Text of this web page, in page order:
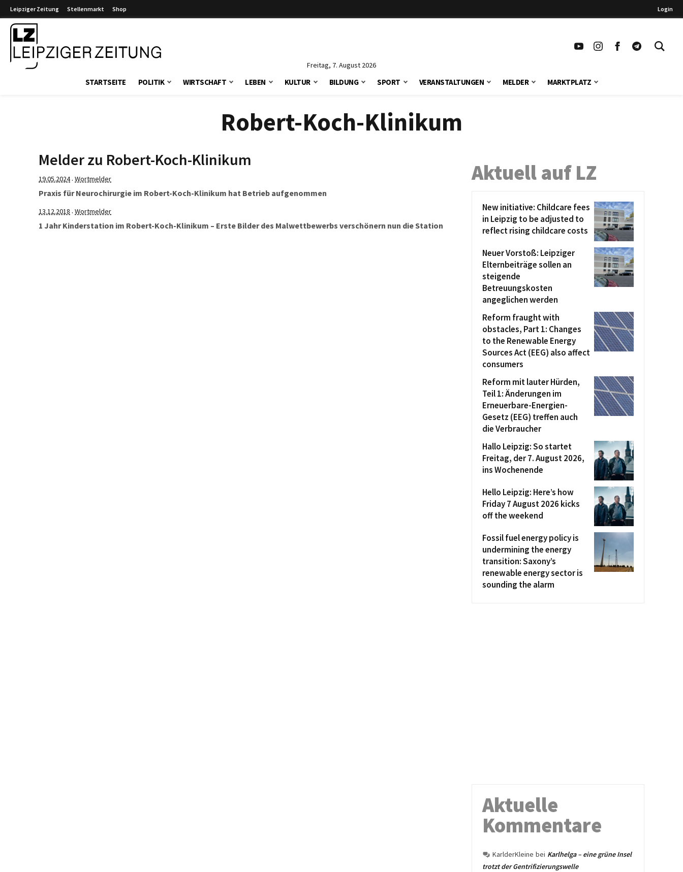
Leipziger Zeitung Stellenmarkt Shop Login
Freitag, 7. August 2026
STARTSEITE POLITIK WIRTSCHAFT LEBEN KULTUR BILDUNG SPORT VERANSTALTUNGEN MELDER MARKTPLATZ
Robert-Koch-Klinikum
Melder zu Robert-Koch-Klinikum
19.05.2024· Wortmelder
Praxis für Neurochirurgie im Robert-Koch-Klinikum hat Betrieb aufgenommen
13.12.2018 · Wortmelder
1 Jahr Kinderstation im Robert-Koch-Klinikum – Erste Bilder des Malwettbewerbs verschönern nun die Station
Aktuell auf LZ
New initiative: Childcare fees
in Leipzig to be adjusted to
reflect rising childcare costs
Neuer Vorstoß: Leipziger
Elternbeiträge sollen an
steigende
Betreuungskosten
angeglichen werden
Reform fraught with
obstacles, Part 1: Changes
to the Renewable Energy
Sources Act (EEG) also affect
consumers
Reform mit lauter Hürden,
Teil 1: Änderungen im
Erneuerbare-Energien-
Gesetz (EEG) treffen auch
die Verbraucher
Hallo Leipzig: So startet
Freitag, der 7. August 2026,
ins Wochenende
Hello Leipzig: Here’s how
Friday 7 August 2026 kicks
off the weekend
Fossil fuel energy policy is
undermining the energy
transition: Saxony’s
renewable energy sector is
sounding the alarm
Aktuelle
Kommentare
KarlderKleine bei Karlhelga – eine grüne Insel
trotzt der Gentrifizierungswelle